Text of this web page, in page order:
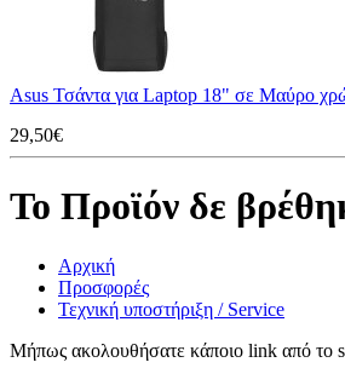
Asus Τσάντα για Laptop 18" σε Μαύρο
29,50€
Το Προϊόν δε
Αρχική
Προσφορές
Τεχνική υποστήριξη / Service
Μήπως ακολουθήσατε κάποιο link από το